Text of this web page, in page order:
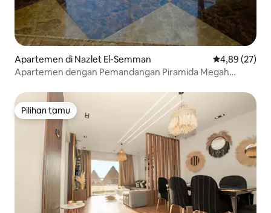
Apartemen di Nazlet El-Semman Nilai rata-rata
4,89 (27)
Apartemen dengan Pemandangan Piramida Megah
Pilihan tamu
Pilihan tamu